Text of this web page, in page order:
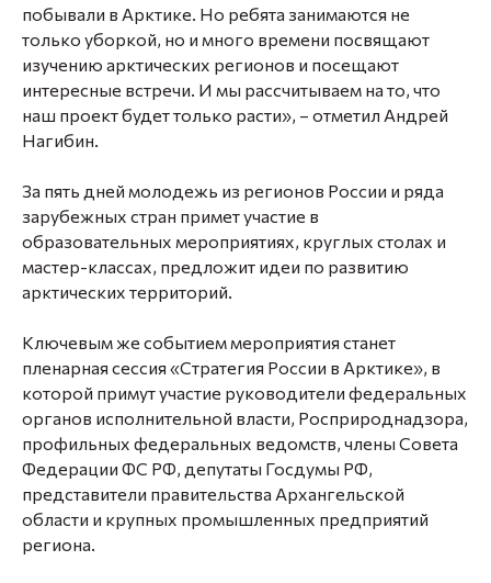
побывали в Арктике. Но ребята занимаются не
только уборкой, но и много времени посвящают
изучению арктических регионов и посещают
интересные встречи. И мы рассчитываем на то, что
наш проект будет только расти», – отметил Андрей
Нагибин.
За пять дней молодежь из регионов России и ряда
зарубежных стран примет участие в
образовательных мероприятиях, круглых столах и
мастер-классах, предложит идеи по развитию
арктических территорий.
Ключевым же событием мероприятия станет
пленарная сессия «Стратегия России в Арктике», в
которой примут участие руководители федеральных
органов исполнительной власти, Росприроднадзора,
профильных федеральных ведомств, члены Совета
Федерации ФС РФ, депутаты Госдумы РФ,
представители правительства Архангельской
области и крупных промышленных предприятий
региона.